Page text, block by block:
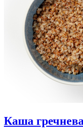
Каша